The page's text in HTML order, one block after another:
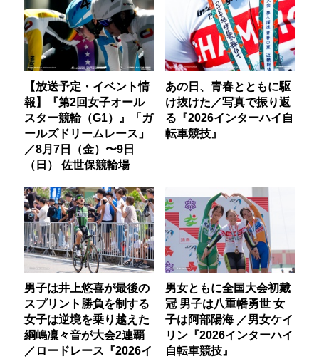
【放送予定・イベント情
報】『第2回女子オール
スター競輪（G1）』「ガ
ールズドリームレース」
／8月7日（金）〜9日
（日） 佐世保競輪場
あの日、青春とともに駆
け抜けた／写真で振り返
る『2026インターハイ自
転車競技』
男子は井上悠喜が最後の
スプリント勝負を制する
女子は逆境を乗り越えた
綱嶋凜々音が大会2連覇
／ロードレース『2026イ
男女ともに全国大会初戴
冠 男子は八重幡勇世 女
子は阿部陽海 ／男女ケイ
リン『2026インターハイ
自転車競技』